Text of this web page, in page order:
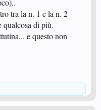
tra la n. 1 e la n. 2
qualcosa di più.
e questo non